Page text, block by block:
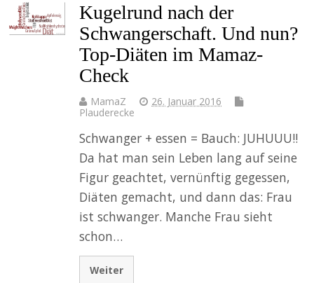
Kugelrund nach der
Schwangerschaft. Und nun?
Top-Diäten im Mamaz-
Check
MamaZ
26. Januar 2016
Plauderecke
Schwanger + essen = Bauch: JUHUUU!!
Da hat man sein Leben lang auf seine
Figur geachtet, vernünftig gegessen,
Diäten gemacht, und dann das: Frau
ist schwanger. Manche Frau sieht
schon…
Weiter